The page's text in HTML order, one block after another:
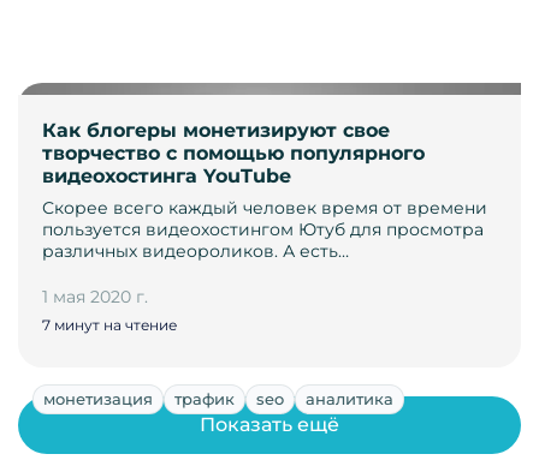
Как блогеры монетизируют свое
творчество с помощью популярного
видеохостинга YouTube
Скорее всего каждый человек время от времени
пользуется видеохостингом Ютуб для просмотра
различных видеороликов. А есть…
1 мая 2020 г.
7 минут на чтение
монетизация трафик seo аналитика
Показать ещё